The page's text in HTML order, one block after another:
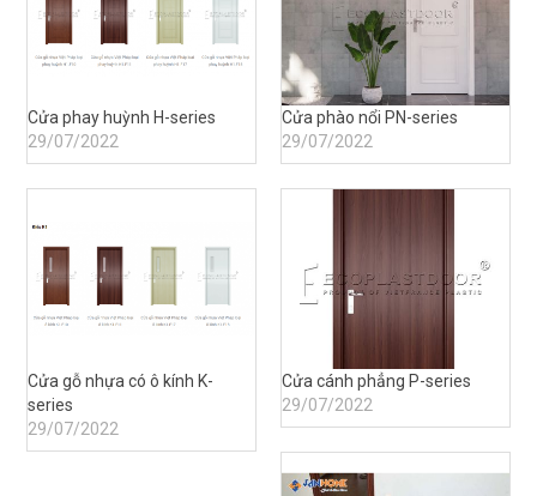
Cửa phay huỳnh H-series
29/07/2022
Cửa phào nổi PN-series
29/07/2022
Cửa gỗ nhựa có ô kính K-
series
29/07/2022
Cửa cánh phẳng P-series
29/07/2022